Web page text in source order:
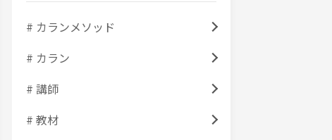
# カランメソッド
# カラン
# 講師
# 教材